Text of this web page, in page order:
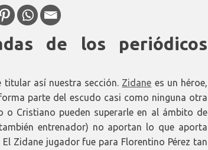
de los periódicos
así nuestra sección. Zidane es un héroe,
parte del escudo casi como ninguna otra
o Cristiano pueden superarle en al ámbito de
entrenador) no aportan lo que aporta
Zidane jugador fue para Florentino Pérez tan